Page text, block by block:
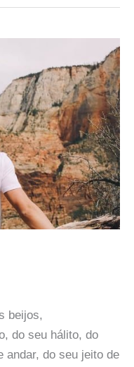
beijos,
do seu hálito, do
andar, do seu jeito de